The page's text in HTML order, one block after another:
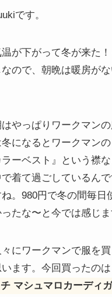
です。
が下がって冬が来た
ので、朝晩は暖房が
やっぱりワークマン
になるとワークマン
ーベスト』という襟
着て過ごしているん
。980円で冬の間毎日
たな〜と今では感じま
にワークマンで服を
ます。今回買ったのは
マシュマロカーディ